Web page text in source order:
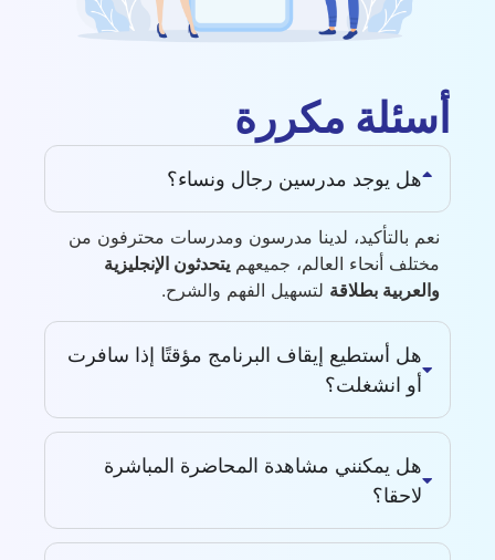
أسئلة مكررة
هل يوجد مدرسين رجال ونساء؟
نعم بالتأكيد، لدينا مدرسون ومدرسات محترفون من
مختلف أنحاء العالم، جميعهم يتحدثون الإنجليزية
والعربية بطلاقة لتسهيل الفهم والشرح.
هل أستطيع إيقاف البرنامج مؤقتًا إذا سافرت
أو انشغلت؟
هل يمكنني مشاهدة المحاضرة المباشرة
لاحقا؟